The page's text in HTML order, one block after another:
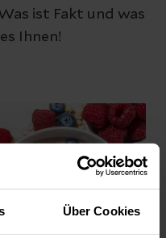
Über Cookies
ist Fakt und was
Ihnen!